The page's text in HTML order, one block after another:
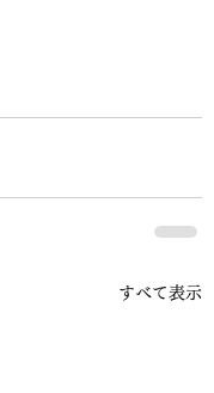
すべて表示